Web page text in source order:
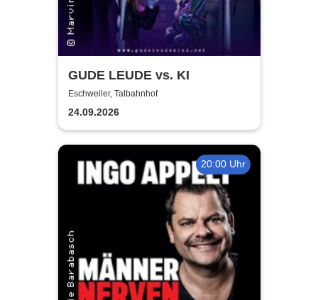
GUDE LEUDE vs. KI
Eschweiler, Talbahnhof
24.09.2026
20:00 Uhr